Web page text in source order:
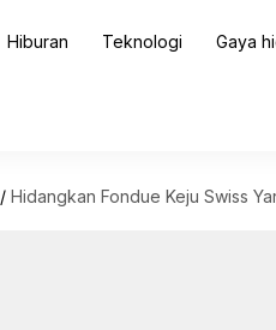
Hiburan Teknologi Gaya
/ Hidangkan Fondue Keju Swiss